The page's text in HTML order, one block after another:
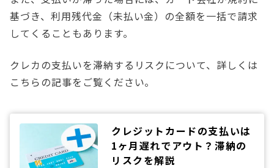
基づき、利用残代金（未払い金）の全額を一括で請求
してくることもあります。
クレカの支払いを滞納するリスクについて、詳しくは
こちらの記事をご覧ください。
クレジットカードの支払いは
1ヶ月遅れでアウト？滞納の
リスクを解説